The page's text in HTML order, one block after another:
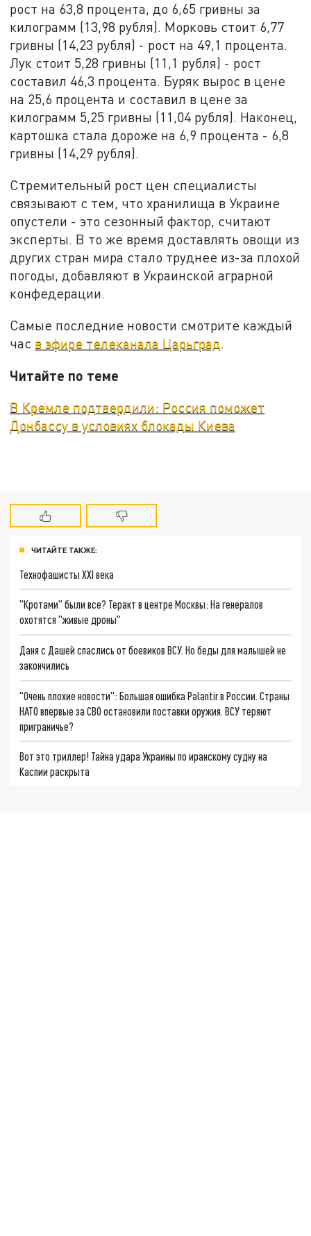
рост на 63,8 процента, до 6,65 гривны за
килограмм (13,98 рубля). Морковь стоит 6,77
гривны (14,23 рубля) - рост на 49,1 процента.
Лук стоит 5,28 гривны (11,1 рубля) - рост
составил 46,3 процента. Буряк вырос в цене
на 25,6 процента и составил в цене за
килограмм 5,25 гривны (11,04 рубля). Наконец,
картошка стала дороже на 6,9 процента - 6,8
гривны (14,29 рубля).
Стремительный рост цен специалисты
связывают с тем, что хранилища в Украине
опустели - это сезонный фактор, считают
эксперты. В то же время доставлять овощи из
других стран мира стало труднее из-за плохой
погоды, добавляют в Украинской аграрной
конфедерации.
Самые последние новости смотрите каждый
час в эфире телеканала Царьград.
Читайте по теме
В Кремле подтвердили: Россия поможет
Донбассу в условиях блокады Киева
ЧИТАЙТЕ ТАКЖЕ:
Технофашисты XXI века
"Кротами" были все? Теракт в центре Москвы: На генералов
охотятся "живые дроны"
Даня с Дашей спаслись от боевиков ВСУ. Но беды для малышей не
закончились
"Очень плохие новости": Большая ошибка Palantir в России. Страны
НАТО впервые за СВО остановили поставки оружия. ВСУ теряют
приграничье?
Вот это триллер! Тайна удара Украины по иранскому судну на
Каспии раскрыта